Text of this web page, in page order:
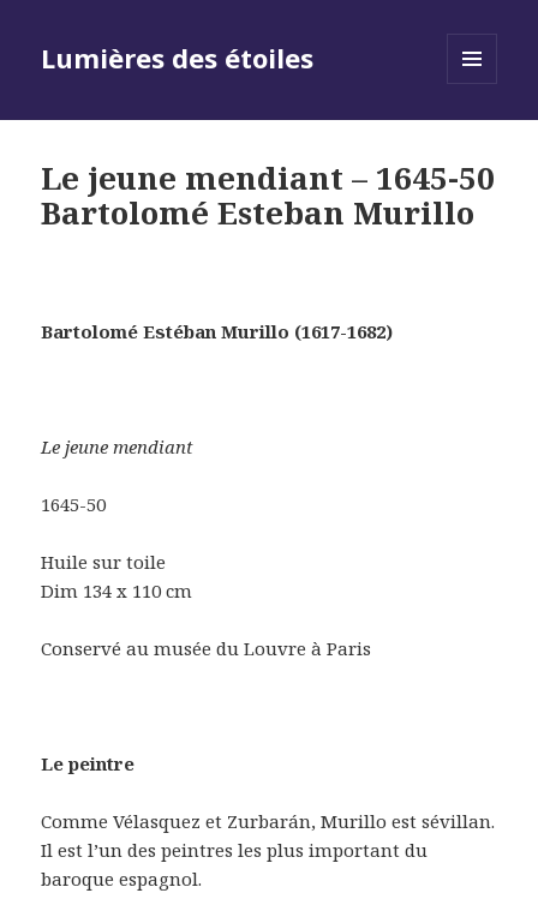
Lumières des étoiles
Le jeune mendiant – 1645-50
Bartolomé Esteban Murillo
Bartolomé Estéban Murillo (1617-1682)
Le jeune mendiant
1645-50
Huile sur toile
Dim 134 x 110 cm
Conservé au musée du Louvre à Paris
Le peintre
Comme Vélasquez et Zurbarán, Murillo est sévillan.
Il est l’un des peintres les plus important du
baroque espagnol.